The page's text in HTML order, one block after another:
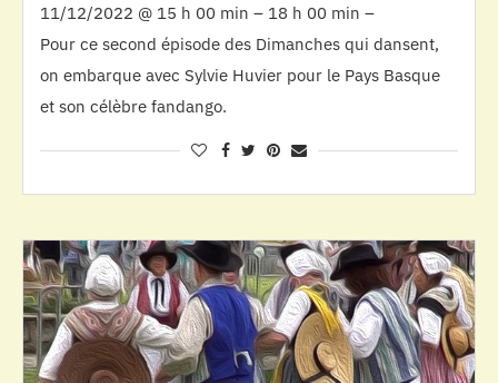
11/12/2022 @ 15 h 00 min – 18 h 00 min –
Pour ce second épisode des Dimanches qui dansent,
on embarque avec Sylvie Huvier pour le Pays Basque
et son célèbre fandango.